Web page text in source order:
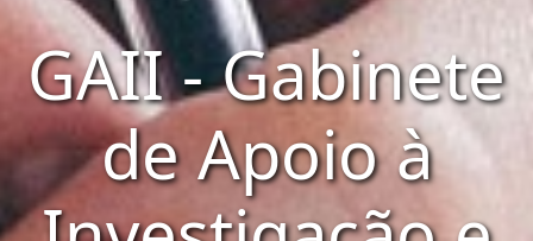
GAII - Gabinete
de Apoio à